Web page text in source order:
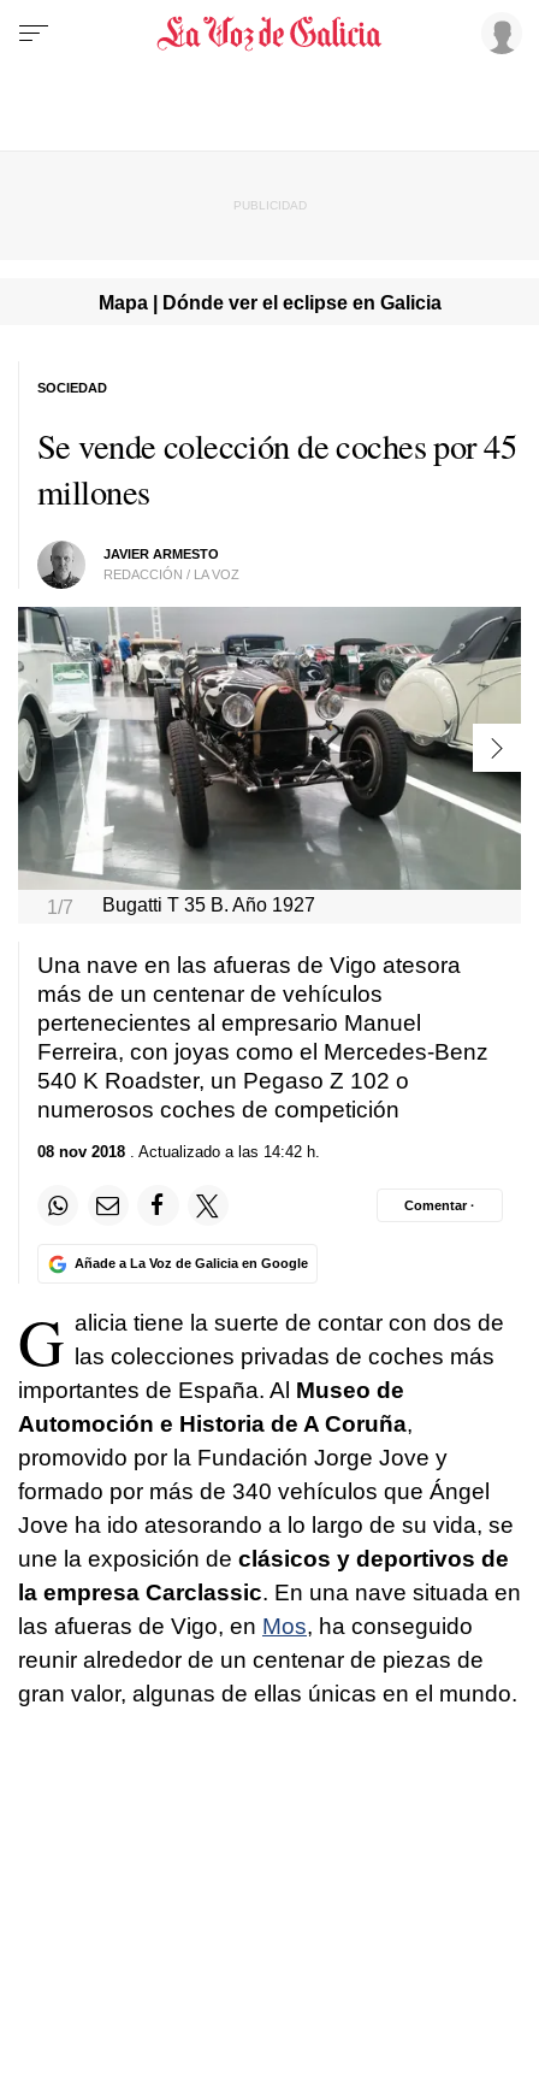
Mapa | Dónde ver el eclipse en Galicia
Se vende colección de coches por 45
millones
JAVIER ARMESTO
REDACCIÓN / LA VOZ
SOCIEDAD
1/7 Bugatti T 35 B. Año 1927
Una nave en las afueras de Vigo atesora
más de un centenar de vehículos
pertenecientes al empresario Manuel
Ferreira, con joyas como el Mercedes-Benz
540 K Roadster, un Pegaso Z 102 o
numerosos coches de competición
08 nov 2018 . Actualizado a las 14:42 h.
Añade a La Voz de Galicia en Google
Comentar ·
G alicia tiene la suerte de contar con dos de
las colecciones privadas de coches más
importantes de España. Al Museo de
Automoción e Historia de A Coruña,
promovido por la Fundación Jorge Jove y
formado por más de 340 vehículos que Ángel
Jove ha ido atesorando a lo largo de su vida, se
une la exposición de clásicos y deportivos de
la empresa Carclassic. En una nave situada en
las afueras de Vigo, en Mos, ha conseguido
reunir alrededor de un centenar de piezas de
gran valor, algunas de ellas únicas en el mundo.